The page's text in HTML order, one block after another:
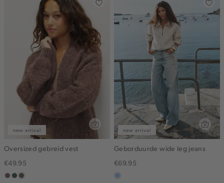
new arrival
Oversized gebreid vest
€49.95
taupe
groen,
bruin
new arrival
Geborduurde wide leg jeans
€69.95
blauw,